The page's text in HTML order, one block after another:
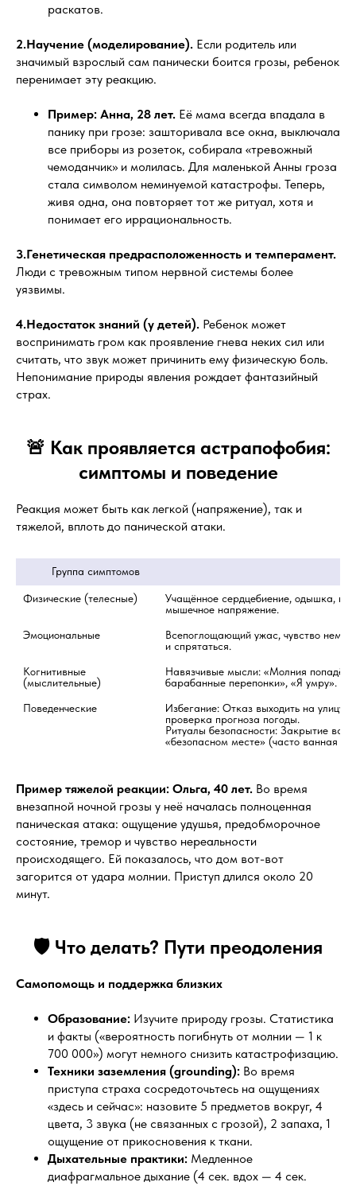
раскатов.
2.Научение (моделирование). Если родитель или
значимый взрослый сам панически боится грозы, ребенок
перенимает эту реакцию.
Пример: Анна, 28 лет. Её мама всегда впадала в
панику при грозе: зашторивала все окна, выключала
все приборы из розеток, собирала «тревожный
чемоданчик» и молилась. Для маленькой Анны гроза
стала символом неминуемой катастрофы. Теперь,
живя одна, она повторяет тот же ритуал, хотя и
понимает его иррациональность.
3.Генетическая предрасположенность и темперамент.
Люди с тревожным типом нервной системы более
уязвимы.
4.Недостаток знаний (у детей). Ребенок может
воспринимать гром как проявление гнева неких сил или
считать, что звук может причинить ему физическую боль.
Непонимание природы явления рождает фантазийный
страх.
🚨 Как проявляется астрапофобия:
симптомы и поведение
Реакция может быть как легкой (напряжение), так и
тяжелой, вплоть до панической атаки.
         Группа симптомов
Физические (телесные)
Учащённое сердцебиение, одышка,
мышечное напряжение.
Эмоциональные
Всепоглощающий ужас, чувство
и спрятаться.
Когнитивные
(мыслительные)
Навязчивые мысли: «Молния попадёт
барабанные перепонки», «Я умру».
Поведенческие
Избегание: Отказ выходить на улицу
проверка прогноза погоды.
Ритуалы безопасности: Закрытие
«безопасном месте» (часто ванная
Пример тяжелой реакции: Ольга, 40 лет. Во время
внезапной ночной грозы у неё началась полноценная
паническая атака: ощущение удушья, предобморочное
состояние, тремор и чувство нереальности
происходящего. Ей показалось, что дом вот-вот
загорится от удара молнии. Приступ длился около 20
минут.
🛡️ Что делать? Пути преодоления
Самопомощь и поддержка близких
Образование: Изучите природу грозы. Статистика
и факты («вероятность погибнуть от молнии — 1 к
700 000») могут немного снизить катастрофизацию.
Техники заземления (grounding): Во время
приступа страха сосредоточьтесь на ощущениях
«здесь и сейчас»: назовите 5 предметов вокруг, 4
цвета, 3 звука (не связанных с грозой), 2 запаха, 1
ощущение от прикосновения к ткани.
Дыхательные практики: Медленное
диафрагмальное дыхание (4 сек. вдох — 4 сек.